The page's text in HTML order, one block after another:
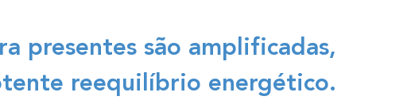
presentes são amplificadas,
reequilíbrio energético.